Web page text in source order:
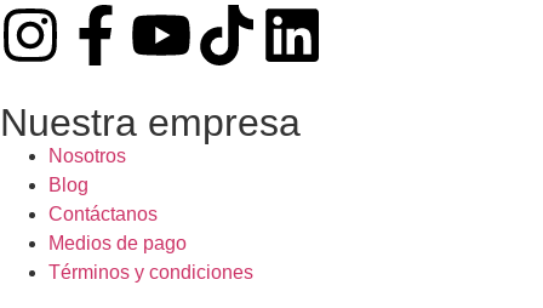
Nuestra empresa
Nosotros
Blog
Contáctanos
Medios de pago
Términos y condiciones